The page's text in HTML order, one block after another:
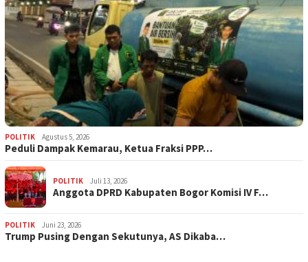
POLITIK Agustus 5, 2026
‎Peduli Dampak Kemarau, Ketua Fraksi PPP…
POLITIK Juli 13, 2026
Anggota DPRD Kabupaten Bogor Komisi IV F…
POLITIK Juni 23, 2026
Trump Pusing Dengan Sekutunya, AS Dikaba…